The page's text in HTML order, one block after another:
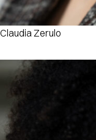
Claudia Zerulo